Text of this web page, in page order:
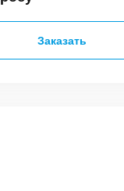
Заказать